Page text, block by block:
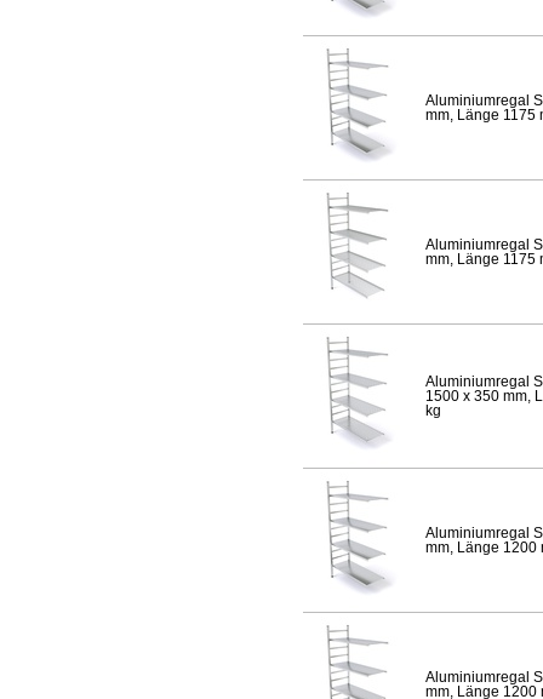
Aluminiumregal
mm, Länge 1175
Aluminiumregal
mm, Länge 1175
Aluminiumregal
1500 x 350 mm,
kg
Aluminiumregal
mm, Länge 1200
Aluminiumregal
mm, Länge 1200